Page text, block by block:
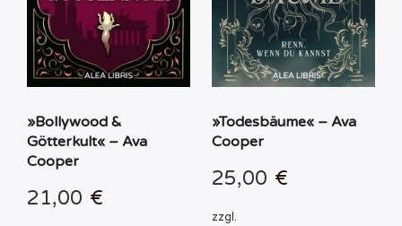
»Bollywood &
Götterkult« – Ava
Cooper
21,00 €
»Todesbäume« – Ava
Cooper
25,00 €
zzgl.